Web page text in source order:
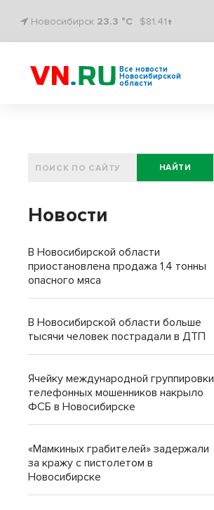
Новосибирск 23.3 °C $81.41↑
Все новости
Новосибирской
области
НАЙТИ
Новости
В Новосибирской области
приостановлена продажа 1,4 тонны
опасного мяса
В Новосибирской области больше
тысячи человек пострадали в ДТП
Ячейку международной группировки
телефонных мошенников накрыло
ФСБ в Новосибирске
«Мамкиных грабителей» задержали
за кражу с пистолетом в
Новосибирске